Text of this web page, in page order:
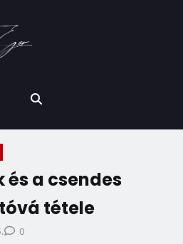
és a csendes
tétele
0